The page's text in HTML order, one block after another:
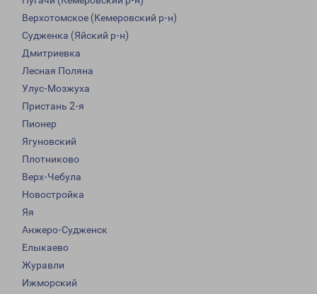
Верхотомское (Кемеровский р-н)
Судженка (Яйский р-н)
Дмитриевка
Лесная Поляна
Улус-Мозжуха
Пристань 2-я
Пионер
Ягуновский
Плотниково
Верх-Чебула
Новостройка
Яя
Анжеро-Судженск
Елыкаево
Журавли
Ижморский